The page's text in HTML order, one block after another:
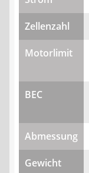
Zellenzahl
Motorlimit
BEC
Abmessung
Gewicht